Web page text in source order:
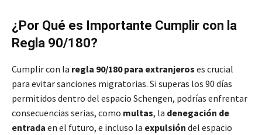
¿Por Qué es Importante Cumplir con la
Regla 90/180?
Cumplir con la regla 90/180 para extranjeros es crucial
para evitar sanciones migratorias. Si superas los 90 días
permitidos dentro del espacio Schengen, podrías enfrentar
consecuencias serias, como multas, la denegación de
entrada en el futuro, e incluso la expulsión del espacio